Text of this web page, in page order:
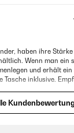
haben ihre
Wenn man ein
und erhält
Tasche inklusive.